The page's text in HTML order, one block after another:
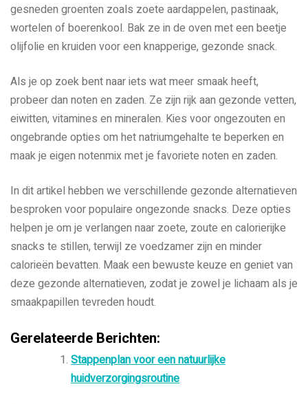
gesneden groenten zoals zoete aardappelen, pastinaak,
wortelen of boerenkool. Bak ze in de oven met een beetje
olijfolie en kruiden voor een knapperige, gezonde snack.
Als je op zoek bent naar iets wat meer smaak heeft,
probeer dan noten en zaden. Ze zijn rijk aan gezonde vetten,
eiwitten, vitamines en mineralen. Kies voor ongezouten en
ongebrande opties om het natriumgehalte te beperken en
maak je eigen notenmix met je favoriete noten en zaden.
In dit artikel hebben we verschillende gezonde alternatieven
besproken voor populaire ongezonde snacks. Deze opties
helpen je om je verlangen naar zoete, zoute en calorierijke
snacks te stillen, terwijl ze voedzamer zijn en minder
calorieën bevatten. Maak een bewuste keuze en geniet van
deze gezonde alternatieven, zodat je zowel je lichaam als je
smaakpapillen tevreden houdt.
Gerelateerde Berichten:
Stappenplan voor een natuurlijke
huidverzorgingsroutine